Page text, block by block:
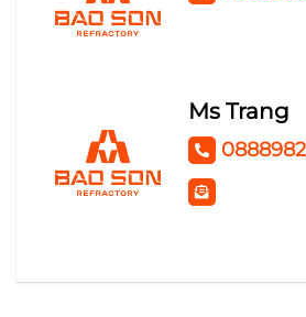
Ms Trang